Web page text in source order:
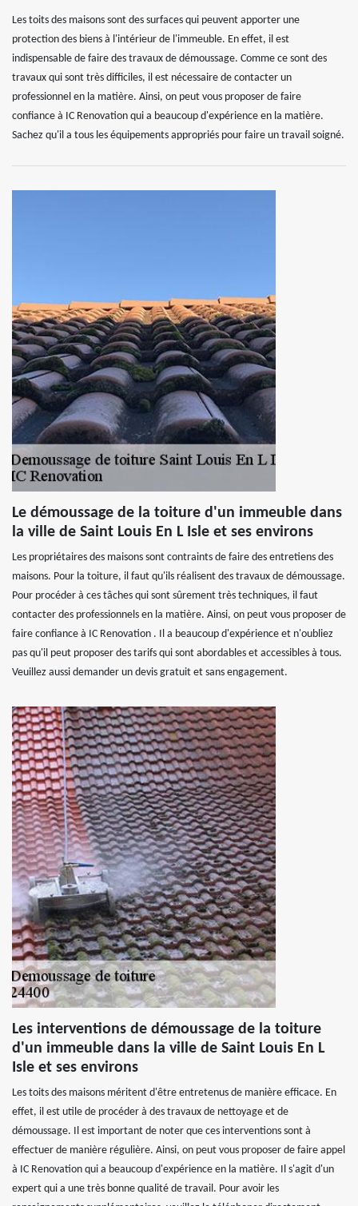
Les toits des maisons sont des surfaces qui peuvent apporter une
protection des biens à l'intérieur de l'immeuble. En effet, il est
indispensable de faire des travaux de démoussage. Comme ce sont des
travaux qui sont très difficiles, il est nécessaire de contacter un
professionnel en la matière. Ainsi, on peut vous proposer de faire
confiance à IC Renovation qui a beaucoup d'expérience en la matière.
Sachez qu'il a tous les équipements appropriés pour faire un travail soigné.
Le démoussage de la toiture d'un immeuble dans
la ville de Saint Louis En L Isle et ses environs
Les propriétaires des maisons sont contraints de faire des entretiens des
maisons. Pour la toiture, il faut qu'ils réalisent des travaux de démoussage.
Pour procéder à ces tâches qui sont sûrement très techniques, il faut
contacter des professionnels en la matière. Ainsi, on peut vous proposer de
faire confiance à IC Renovation . Il a beaucoup d'expérience et n'oubliez
pas qu'il peut proposer des tarifs qui sont abordables et accessibles à tous.
Veuillez aussi demander un devis gratuit et sans engagement.
Les interventions de démoussage de la toiture
d'un immeuble dans la ville de Saint Louis En L
Isle et ses environs
Les toits des maisons méritent d'être entretenus de manière efficace. En
effet, il est utile de procéder à des travaux de nettoyage et de
démoussage. Il est important de noter que ces interventions sont à
effectuer de manière régulière. Ainsi, on peut vous proposer de faire appel
à IC Renovation qui a beaucoup d'expérience en la matière. Il s'agit d'un
expert qui a une très bonne qualité de travail. Pour avoir les